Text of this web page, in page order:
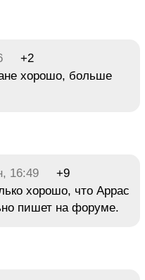
+2
хорошо, больше
16:49
+9
хорошо, что Аррас
пишет на форуме.